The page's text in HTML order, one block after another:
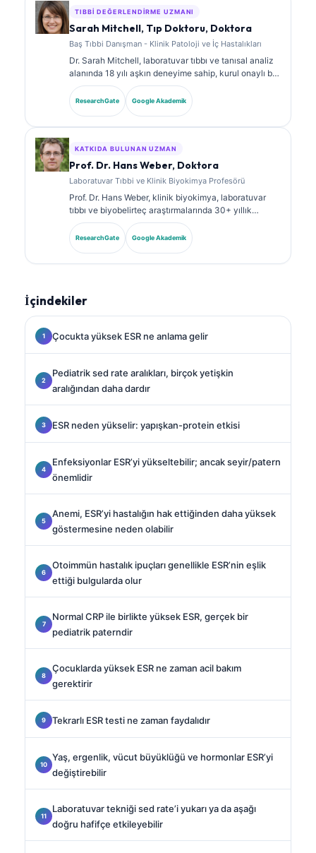
TIBBI DEĞERLENDIRME UZMANI
Sarah Mitchell, Tıp Doktoru, Doktora
Baş Tıbbi Danışman - Klinik Patoloji ve İç Hastalıkları
Dr. Sarah Mitchell, laboratuvar tıbbı ve tanısal analiz
alanında 18 yılı aşkın deneyime sahip, kurul onaylı bir
klinik patologdur. Klinik kimya alanında uzmanlık
sertifikalarına sahiptir ve klinik uygulamada
biyobelirteç panelleri ile laboratuvar analizi üzerine
ResearchGate Google Akademik
KATKIDA BULUNAN UZMAN
Prof. Dr. Hans Weber, Doktora
Laboratuvar Tıbbi ve Klinik Biyokimya Profesörü
Prof. Dr. Hans Weber, klinik biyokimya, laboratuvar
tıbbı ve biyobelirteç araştırmalarında 30+ yıllık
uzmanlığa sahiptir. Alman Klinik Kimya Derneği’nin
eski Başkanıdır; tanısal panel analizi, biyobelirteç
standardizasyonu ve yapay zeka destekli laboratuvar
ResearchGate Google Akademik
İçindekiler
Çocukta yüksek ESR ne anlama gelir
Pediatrik sed rate aralıkları, birçok yetişkin
aralığından daha dardır
ESR neden yükselir: yapışkan-protein etkisi
Enfeksiyonlar ESR’yi yükseltebilir; ancak seyir/patern
önemlidir
Anemi, ESR’yi hastalığın hak ettiğinden daha yüksek
göstermesine neden olabilir
Otoimmün hastalık ipuçları genellikle ESR’nin eşlik
ettiği bulgularda olur
Normal CRP ile birlikte yüksek ESR, gerçek bir
pediatrik paterndir
Çocuklarda yüksek ESR ne zaman acil bakım
gerektirir
Tekrarlı ESR testi ne zaman faydalıdır
Yaş, ergenlik, vücut büyüklüğü ve hormonlar ESR’yi
değiştirebilir
Laboratuvar tekniği sed rate’i yukarı ya da aşağı
doğru hafifçe etkileyebilir